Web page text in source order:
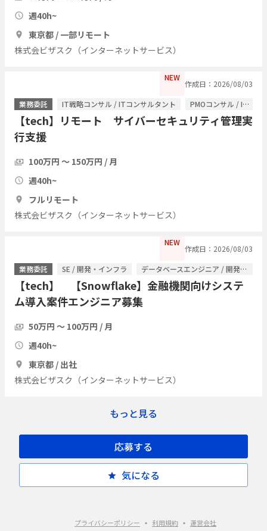
週40h~
東京都 / 一部リモート
株式会ビザスク（インターネットサービス）
NEW
作成日：2026/08/03
業務委託
IT戦略コンサル / ITコンサルタント PMOコンサル / ITコンサルタント
【tech】リモート サイバーセキュリティ管理実
行支援
100万円 〜 150万円 / 月
週40h~
フルリモート
株式会ビザスク（インターネットサービス）
NEW
作成日：2026/08/03
業務委託
SE / 開発・インフラ データベースエンジニア / 開発・インフラ
【tech】 【Snowflake】金融機関向けシステ
ム導入案件エンジニア募集
50万円 〜 100万円 / 月
週40h~
東京都 / 出社
株式会ビザスク（インターネットサービス）
もっと見る
応募する
気になる
プライバシーポリシー 利用規約 運営会社